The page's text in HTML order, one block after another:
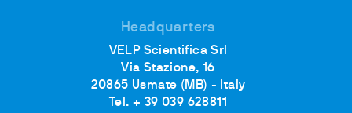
Headquarters
VELP Scientifica Srl
Via Stazione, 16
20865 Usmate (MB) - Italy
Tel. + 39 039 628811